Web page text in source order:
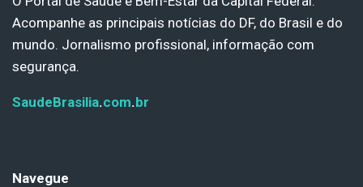
Acompanhe as principais notícias do DF, do Brasil e do
mundo. Jornalismo profissional, informação com
segurança.
SaudeBrasilia.com.br
Navegue